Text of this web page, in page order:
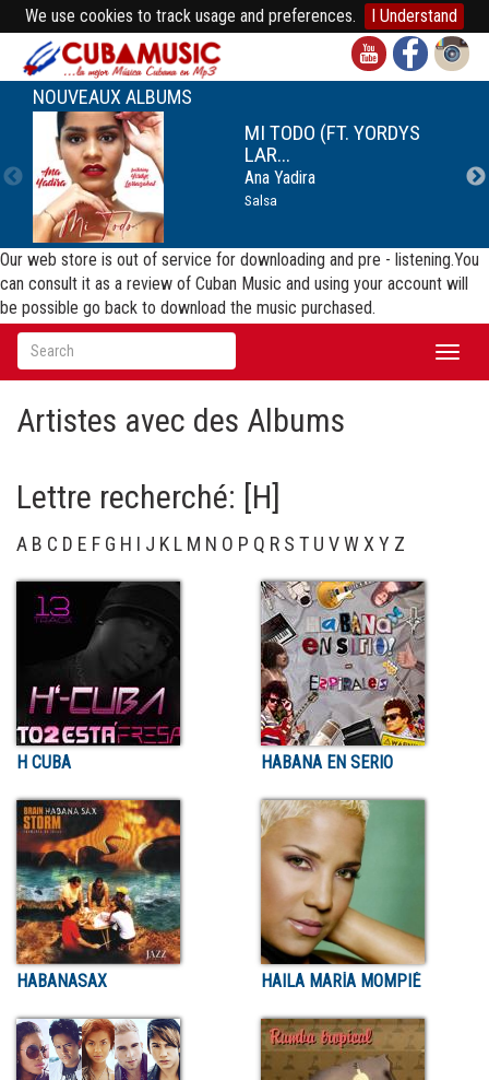
We use cookies to track usage and preferences. I Understand
NOUVEAUX ALBUMS
MI TODO (FT. YORDYS
LAR...
Ana Yadira
Salsa
Our web store is out of service for downloading and pre - listening.You
can consult it as a review of Cuban Music and using your account will
be possible go back to download the music purchased.
Artistes avec des Albums
Lettre recherché: [H]
A B C D E F G H I J K L M N O P Q R S T U VW X Y Z
H CUBA HABANA EN SERIO
HABANASAX HAILA MARÍA MOMPIÉ